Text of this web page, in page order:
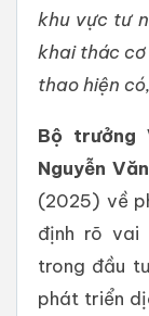
khu vực tư
khai thác
thao hiện
Bộ trưởng
Nguyễn
(2025) về
định rõ vai
trong đầu
phát triển